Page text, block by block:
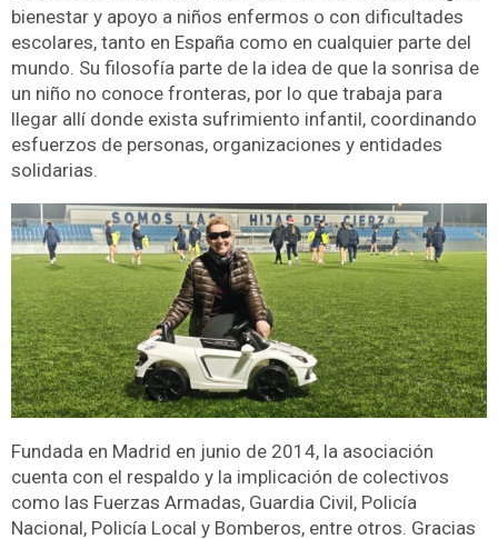
bienestar y apoyo a niños enfermos o con dificultades
escolares, tanto en España como en cualquier parte del
mundo. Su filosofía parte de la idea de que la sonrisa de
un niño no conoce fronteras, por lo que trabaja para
llegar allí donde exista sufrimiento infantil, coordinando
esfuerzos de personas, organizaciones y entidades
solidarias.
Fundada en Madrid en junio de 2014, la asociación
cuenta con el respaldo y la implicación de colectivos
como las Fuerzas Armadas, Guardia Civil, Policía
Nacional, Policía Local y Bomberos, entre otros. Gracias